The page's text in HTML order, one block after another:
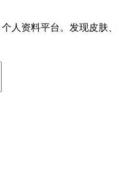
个人资料平台。发现皮肤